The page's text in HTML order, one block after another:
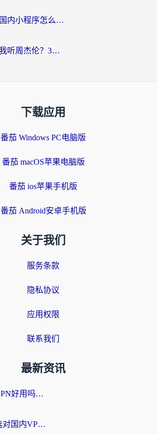
在国外登录不了国内小程序怎么办？选对回国加速器，轻松解锁国内资源
在美国怎么用酷我听周杰伦？3步搞定海外听歌难题
下载应用
番茄 Windows PC电脑版
番茄 macOS苹果电脑版
番茄 ios苹果手机版
番茄 Android安卓手机版
关于我们
服务条款
隐私协议
应用权限
联系我们
最新资讯
海外党必看：穿梭VPN好用吗？和云帆VPN对比哪个回国效果更好？附真实测评+避坑指南
海外党必看：如何选对国内VPN，实现无缝访问国内资源？